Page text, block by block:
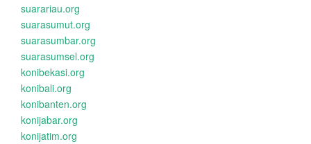
suarariau.org
suarasumut.org
suarasumbar.org
suarasumsel.org
konibekasi.org
konibali.org
konibanten.org
konijabar.org
konijatim.org